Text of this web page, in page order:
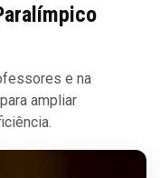
e na
ampliar